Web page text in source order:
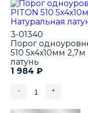
3-01340
Порог
510 5х4х10мм
латунь
1 984 ₽
- +